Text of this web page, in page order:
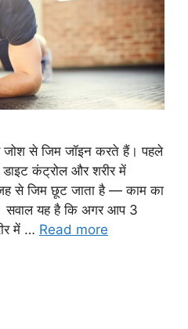
से जिम जॉइन करते हैं। पहले
कंट्रोल और शरीर में
से जिम छूट जाता है — काम का
सवाल यह है कि अगर आप 3
में … Read more